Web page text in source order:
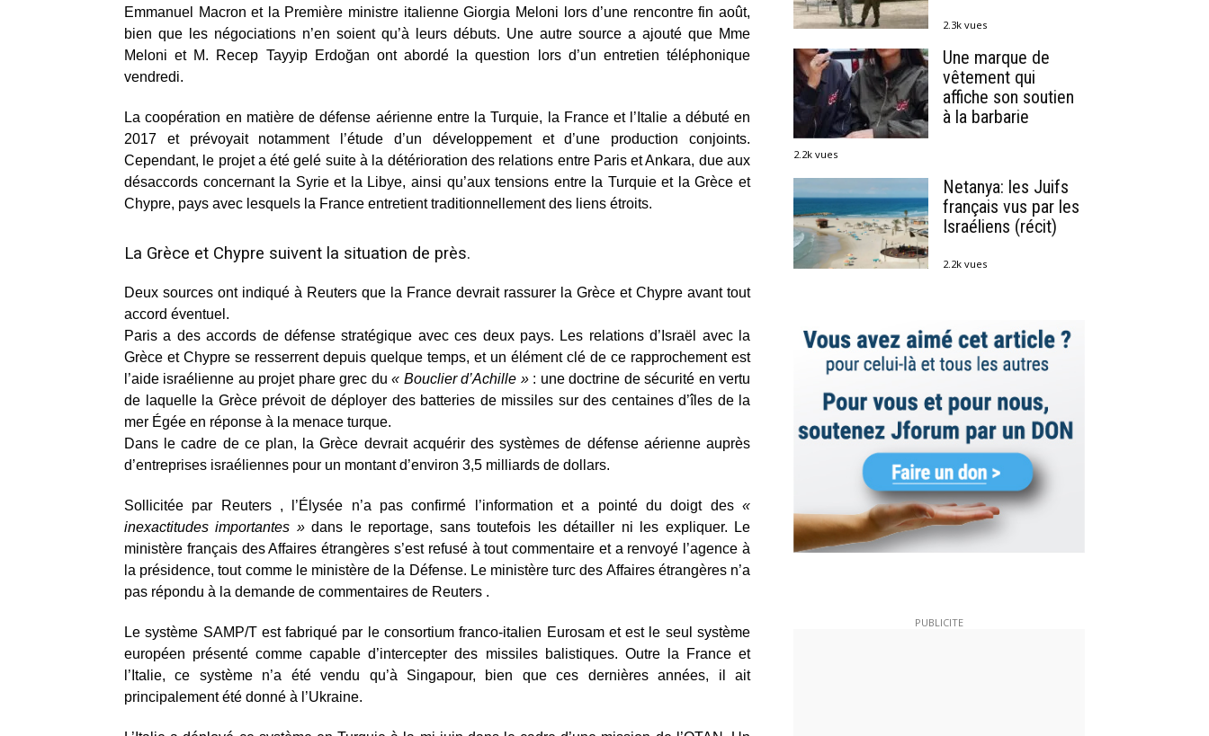
Emmanuel Macron et la Première ministre italienne Giorgia Meloni lors d’une rencontre fin août,
bien que les négociations n’en soient qu’à leurs débuts. Une autre source a ajouté que Mme
Meloni et M. Recep Tayyip Erdoğan ont abordé la question lors d’un entretien téléphonique
vendredi.
La coopération en matière de défense aérienne entre la Turquie, la France et l’Italie a débuté en
2017 et prévoyait notamment l’étude d’un développement et d’une production conjoints.
Cependant, le projet a été gelé suite à la détérioration des relations entre Paris et Ankara, due aux
désaccords concernant la Syrie et la Libye, ainsi qu’aux tensions entre la Turquie et la Grèce et
Chypre, pays avec lesquels la France entretient traditionnellement des liens étroits.
La Grèce et Chypre suivent la situation de près.
Deux sources ont indiqué à Reuters que la France devrait rassurer la Grèce et Chypre avant tout
accord éventuel.
Paris a des accords de défense stratégique avec ces deux pays. Les relations d’Israël avec la
Grèce et Chypre se resserrent depuis quelque temps, et un élément clé de ce rapprochement est
l’aide israélienne au projet phare grec du« Bouclier d’Achille »: une doctrine de sécurité en vertu
de laquelle la Grèce prévoit de déployer des batteries de missiles sur des centaines d’îles de la
mer Égée en réponse à la menace turque.
Dans le cadre de ce plan, la Grèce devrait acquérir des systèmes de défense aérienne auprès
d’entreprises israéliennes pour un montant d’environ 3,5 milliards de dollars.
Sollicitée par Reuters , l’Élysée n’a pas confirmé l’information et a pointé du doigt des «
inexactitudes importantes »dans le reportage, sans toutefois les détailler ni les expliquer. Le
ministère français des Affaires étrangères s’est refusé à tout commentaire et a renvoyé l’agence à
la présidence, tout comme le ministère de la Défense. Le ministère turc des Affaires étrangères n’a
pas répondu à la demande de commentaires de Reuters .
Le système SAMP/T est fabriqué par le consortium franco-italien Eurosam et est le seul système
européen présenté comme capable d’intercepter des missiles balistiques. Outre la France et
l’Italie, ce système n’a été vendu qu’à Singapour, bien que ces dernières années, il ait
principalement été donné à l’Ukraine.
2.3k vues
Une marque de
vêtement qui
affiche son soutien
à la barbarie
2.2k vues
Netanya: les Juifs
français vus par les
Israéliens (récit)
2.2k vues